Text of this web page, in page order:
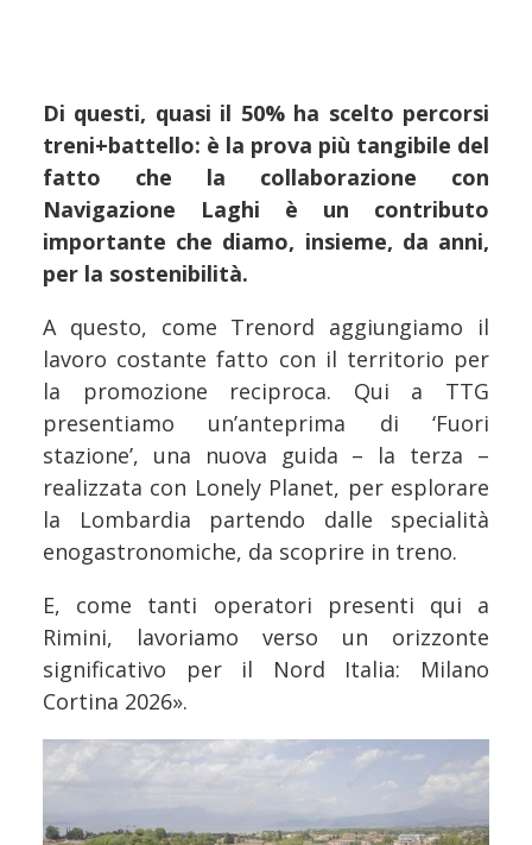
Di questi, quasi il 50% ha scelto percorsi
treni+battello: è la prova più tangibile del
fatto che la collaborazione con
Navigazione Laghi è un contributo
importante che diamo, insieme, da anni,
per la sostenibilità.
A questo, come Trenord aggiungiamo il
lavoro costante fatto con il territorio per
la promozione reciproca. Qui a TTG
presentiamo un’anteprima di ‘Fuori
stazione’, una nuova guida – la terza –
realizzata con Lonely Planet, per esplorare
la Lombardia partendo dalle specialità
enogastronomiche, da scoprire in treno.
E, come tanti operatori presenti qui a
Rimini, lavoriamo verso un orizzonte
significativo per il Nord Italia: Milano
Cortina 2026».